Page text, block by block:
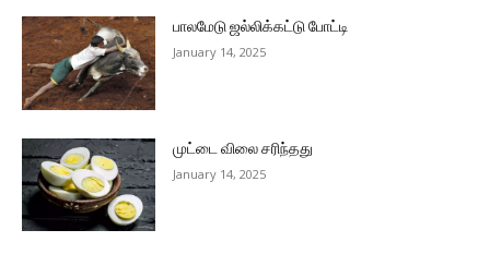
பாலமேடு ஜல்லிக்கட்டு போட்டி
January 14, 2025
முட்டை விலை சரிந்தது
January 14, 2025